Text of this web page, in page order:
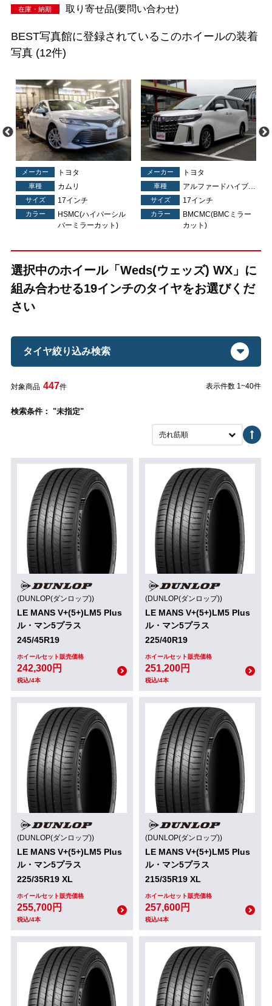
在庫・納期 取り寄せ品(要問い合わせ)
BEST写真館に登録されているこのホイールの装着
写真(12件)
メーカー トヨタ
車種 カムリ
サイズ 17インチ
カラー
HSMC(ハイパーシル
バーミラーカット)
メーカー トヨタ
車種 アルファードハイブリッド
サイズ 17インチ
カラー
BMCMC(BMCミラー
カット)
選択中のホイール「Weds(ウェッズ) WX」に
組み合わせる19インチのタイヤをお選びくだ
さい
タイヤ絞り込み検索
対象商品 447件 表示件数 1~40件
検索条件： "未指定"
売れ筋順
(DUNLOP(ダンロップ))
LE MANS V+(5+)LM5 Plus
ル・マン5プラス
245/45R19
ホイールセット販売価格
242,300円
税込/4本
(DUNLOP(ダンロップ))
LE MANS V+(5+)LM5 Plus
ル・マン5プラス
225/40R19
ホイールセット販売価格
251,200円
税込/4本
(DUNLOP(ダンロップ))
LE MANS V+(5+)LM5 Plus
ル・マン5プラス
225/35R19 XL
ホイールセット販売価格
255,700円
税込/4本
(DUNLOP(ダンロップ))
LE MANS V+(5+)LM5 Plus
ル・マン5プラス
215/35R19 XL
ホイールセット販売価格
257,600円
税込/4本